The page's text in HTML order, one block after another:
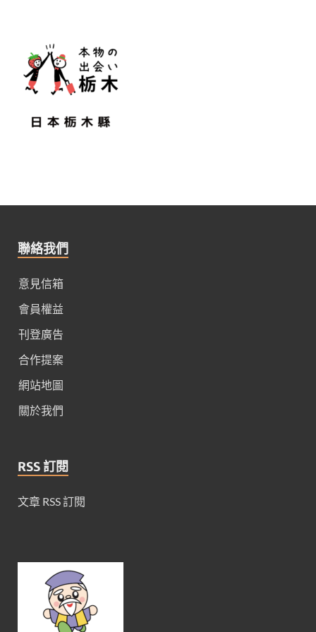
聯絡我們
意見信箱
會員權益
刊登廣告
合作提案
網站地圖
關於我們
RSS 訂閱
文章 RSS 訂閱